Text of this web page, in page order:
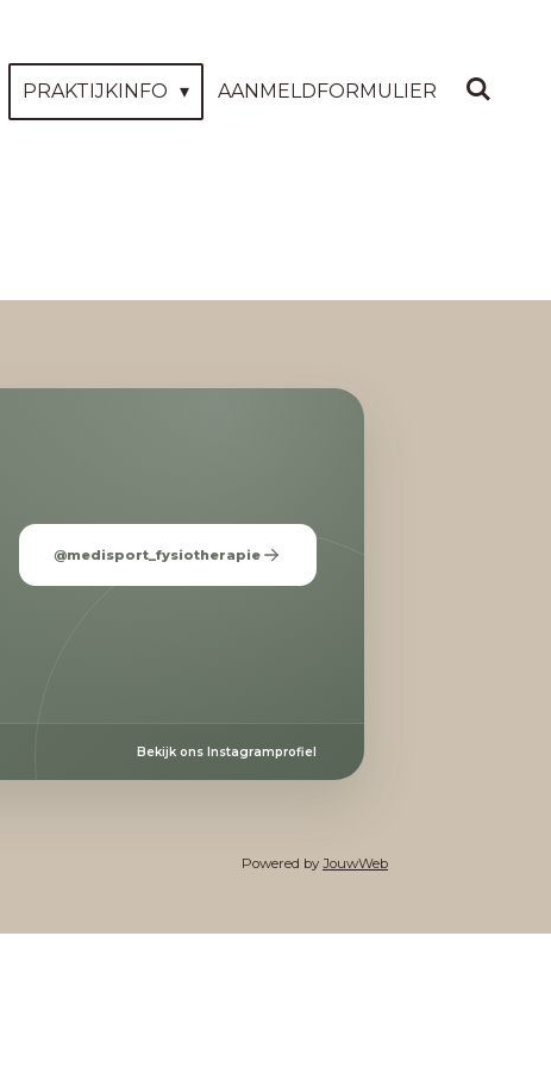
PRAKTIJKINFO AANMELDFORMULIER
@medisport_fysiotherapie
Bekijk ons Instagramprofiel
Powered by JouwWeb